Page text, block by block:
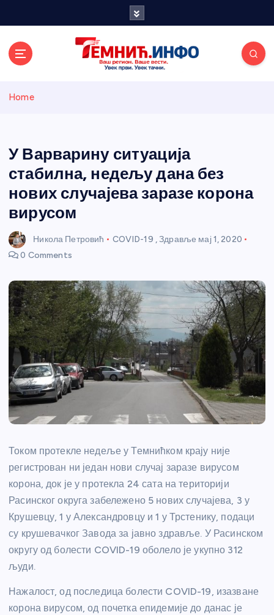
и портал
Home
У Варварину ситуација
стабилна, недељу дана без
нових случајева заразе корона
вирусом
Никола Петровић COVID-19 ,Здравље мај 1, 2020
0 Comments
Током протекле недеље у Темнићком крају није
регистрован ни један нови случај заразе вирусом
корона, док је у протекла 24 сата на територији
Расинског округа забележено 5 нових случајева, 3 у
Крушевцу, 1 у Александровцу и 1 у Трстенику, подаци
су крушевачког Завода за јавно здравље. У Расинском
округу од болести COVID-19 оболело је укупно 312
људи.
Нажалост, од последица болести COVID-19, изазване
корона вирусом, од почетка епидемије до данас је